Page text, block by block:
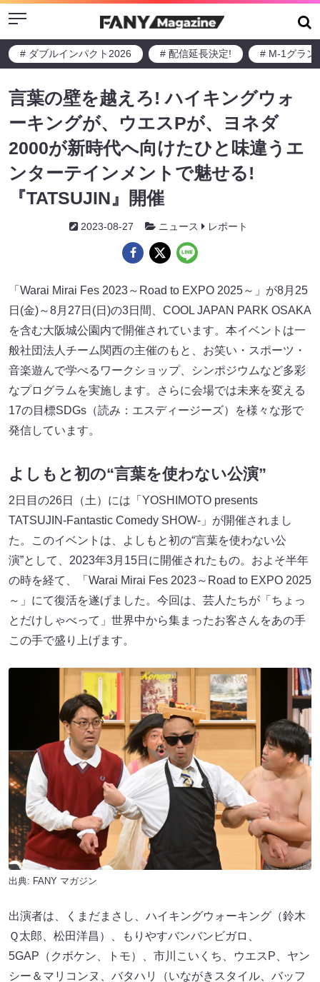
Menu
# ダブルインパクト2026 # 配信延長決定! # M-1グラン
言葉の壁を越えろ! ハイキングウォ
ーキングが、ウエスPが、ヨネダ
2000が新時代へ向けたひと味違うエ
ンターテインメントで魅せる!
『TATSUJIN』開催
2023-08-27 ニュース レポート
「Warai Mirai Fes 2023～Road to EXPO 2025～」が8月25
日(金)～8月27日(日)の3日間、COOL JAPAN PARK OSAKA
を含む大阪城公園内で開催されています。本イベントは一
般社団法人チーム関西の主催のもと、お笑い・スポーツ・
音楽遊んで学べるワークショップ、シンポジウムなど多彩
なプログラムを実施します。さらに会場では未来を変える
17の目標SDGs（読み：エスディージーズ）を様々な形で
発信しています。
よしもと初の“言葉を使わない公演”
2日目の26日（土）には「YOSHIMOTO presents
TATSUJIN-Fantastic Comedy SHOW-」が開催されまし
た。このイベントは、よしもと初の“言葉を使わない公
演”として、2023年3月15日に開催されたもの。およそ半年
の時を経て、「Warai Mirai Fes 2023～Road to EXPO 2025
～」にて復活を遂げました。今回は、芸人たちが「ちょっ
とだけしゃべって」世界中から集まったお客さんをあの手
この手で盛り上げます。
出典: FANY マガジン
出演者は、くまだまさし、ハイキングウォーキング（鈴木
Ｑ太郎、松田洋昌）、もりやすバンバンビガロ、
5GAP（クボケン、トモ）、市川こいくち、ウエスP、ヤン
シー＆マリコンヌ、バタハリ（いながきスタイル、バッフ